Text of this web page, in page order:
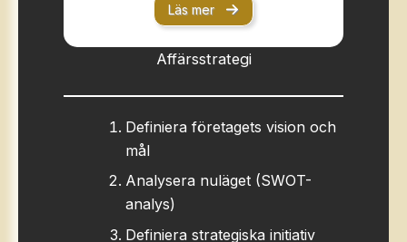
Läs mer
Affärsstrategi
Definiera företagets vision och
mål
Analysera nuläget (SWOT-
analys)
Definiera strategiska initiativ